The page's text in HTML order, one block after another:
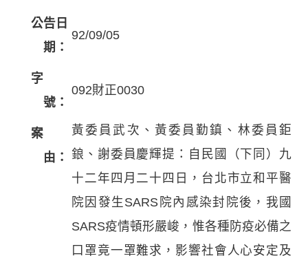
公告日
期：
92/09/05
字
號：
092財正0030
案
由：
黃委員武次、黃委員勤鎮、林委員鉅
鋃、謝委員慶輝提：自民國（下同）九
十二年四月二十四日，台北市立和平醫
院因發生SARS院內感染封院後，我國
SARS疫情頓形嚴峻，惟各種防疫必備之
口罩竟一罩難求，影響社會人心安定及